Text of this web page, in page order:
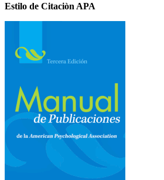
Estilo de Citaciòn APA